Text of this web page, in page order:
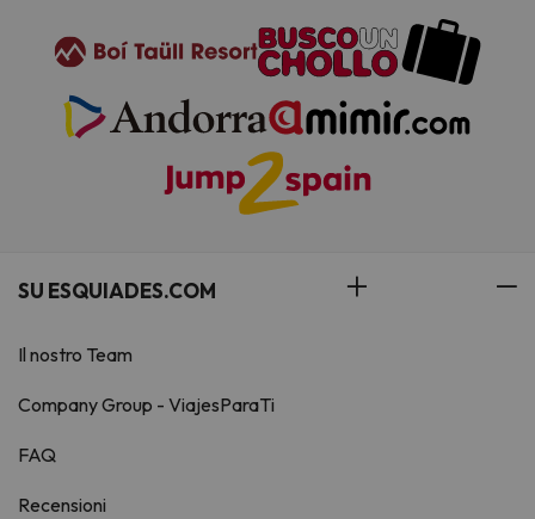
SU ESQUIADES.COM
Il nostro Team
Company Group - ViajesParaTi
FAQ
Recensioni